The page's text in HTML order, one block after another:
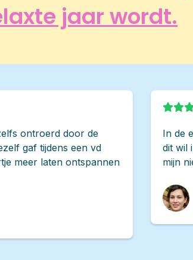
jaar wordt.
ontroerd door de
gaf tijdens een vd
meer laten ontspannen
In de
dit wil
mijn